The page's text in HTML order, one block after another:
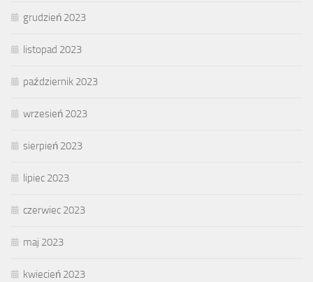
grudzień 2023
listopad 2023
październik 2023
wrzesień 2023
sierpień 2023
lipiec 2023
czerwiec 2023
maj 2023
kwiecień 2023